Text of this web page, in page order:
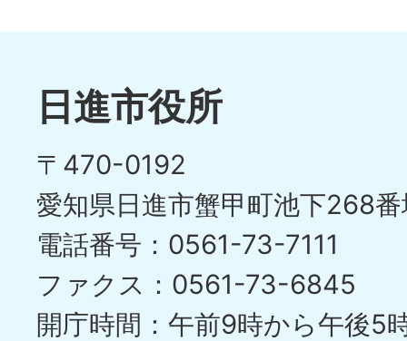
イ
目
の
ス
ラ
イ
ド
日進市役所
〒470-0192
愛知県日進市蟹甲町池下268
電話番号：0561-73-7111
ファクス：0561-73-6845
開庁時間：午前9時から午後5